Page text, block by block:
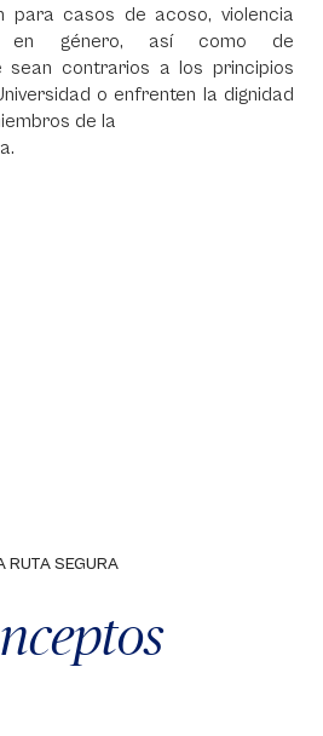
para casos de acoso, violencia
en género, así como de
sean contrarios a los principios
o enfrenten la dignidad
de la
RUTA SEGURA